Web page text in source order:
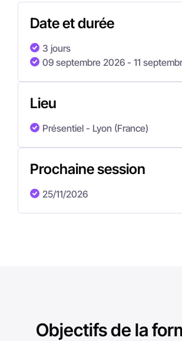
Date et durée
3 jours
09 septembre 2026 - 11
Lieu
Présentiel - Lyon (France)
Prochaine session
25/11/2026
Objectifs de la